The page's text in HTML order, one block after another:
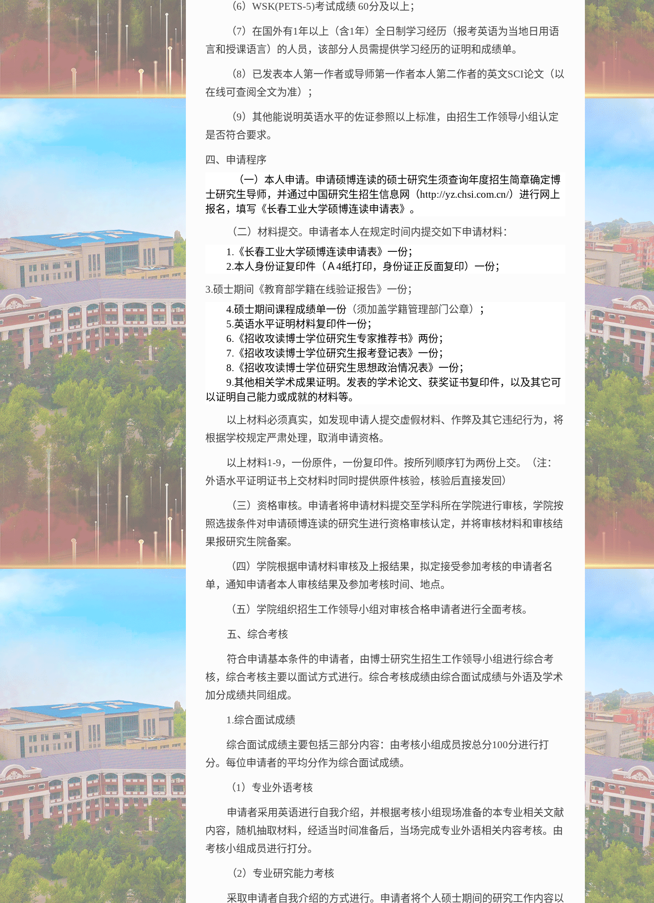
（6） WSK(PETS-5)考试成绩 60分及以上；
（7）在国外有1年以上（含1年）全日制学习经历（报考英语为当地日用语
言和授课语言）的人员，该部分人员需提供学习经历的证明和成绩单。
（8） 已发表本人第一作者或导师第一作者本人第二作者的英文SCI论文（以
在线可查阅全文为准）
；
（9）其他能说明英语水平的佐证参照以上标准，由招生工作领导小组认定
是否符合要求。
四、申请程序
（一） 本人申请。申请硕博连读的硕士研究生须查询年度招生简章确定博
士研究生导师，并通过中国研究生招生信息网（http://yz.chsi.com.cn/）进行网上
报名，填写《长春工业大学硕博连读申请表》。
（二）材料提交。申请者本人在规定时间内提交如下申请材料：
1. 《长春工业大学硕博连读申请表》一份；
2.本人身份证复印件（Ａ4纸打印，身份证正反面复印）一份；
3.硕士期间《教育部学籍在线验证报告》一份；
4.硕士期间课程成绩单一份 （须加盖学籍管理部门公章）
；
5.英语水平证明材料复印件一份；
6. 《招收攻读博士学位研究生专家推荐书》两份；
7. 《招收攻读博士学位研究生报考登记表》一份；
8. 《招收攻读博士学位研究生思想政治情况表》一份；
9.其他相关学术成果证明。 发表的学术论文、获奖证书复印件，以及其它可
以证明自己能力或成就的材料等。
以上材料必须真实，如发现申请人提交虚假材料、作弊及其它违纪行为，将
根据学校规定严肃处理，取消申请资格。
以上材料1-9，一份原件，一份复印件。按所列顺序钉为两份上交。（注：
外语水平证明证书上交材料时同时提供原件核验，核验后直接发回）
（三） 资格审核。 申请者将申请材料提交至学科所在学院进行审核， 学院按
照选拔条件对申请硕博连读的研究生进行资格审核认定，并将审核材料和审核结
果报研究生院备案。
（四）学院根据申请材料审核及上报结果，拟定接受参加考核的申请者名
单，通知申请者本人审核结果及参加考核时间、地点。
（五）学院组织招生工作领导小组对审核合格申请者进行全面考核。
五、综合考核
符合申请基本条件的申请者，由博士研究生招生工作领导小组进行综合考
核，综合考核主要以面试方式进行。综合考核成绩由综合面试成绩与外语及学术
加分成绩共同组成。
1.综合面试成绩
综合面试成绩主要包括三部分内容：由考核小组成员按总分100分进行打
分。每位申请者的平均分作为综合面试成绩。
（1）专业外语考核
申请者采用英语进行自我介绍，并根据考核小组现场准备的本专业相关文献
内容，随机抽取材料，经适当时间准备后，当场完成专业外语相关内容考核。由
考核小组成员进行打分。
（2）专业研究能力考核
采取申请者自我介绍的方式进行。申请者将个人硕士期间的研究工作内容以